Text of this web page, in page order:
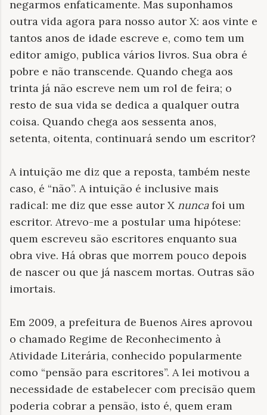
negarmos enfaticamente. Mas suponhamos
outra vida agora para nosso autor X: aos vinte e
tantos anos de idade escreve e, como tem um
editor amigo, publica vários livros. Sua obra é
pobre e não transcende. Quando chega aos
trinta já não escreve nem um rol de feira; o
resto de sua vida se dedica a qualquer outra
coisa. Quando chega aos sessenta anos,
setenta, oitenta, continuará sendo um escritor?
A intuição me diz que a reposta, também neste
caso, é “não”. A intuição é inclusive mais
radical: me diz que esse autor X nuncafoi um
escritor. Atrevo-me a postular uma hipótese:
quem escreveu são escritores enquanto sua
obra vive. Há obras que morrem pouco depois
de nascer ou que já nascem mortas. Outras são
imortais.
Em 2009, a prefeitura de Buenos Aires aprovou
o chamado Regime de Reconhecimento à
Atividade Literária, conhecido popularmente
como “pensão para escritores”. A lei motivou a
necessidade de estabelecer com precisão quem
poderia cobrar a pensão, isto é, quem eram